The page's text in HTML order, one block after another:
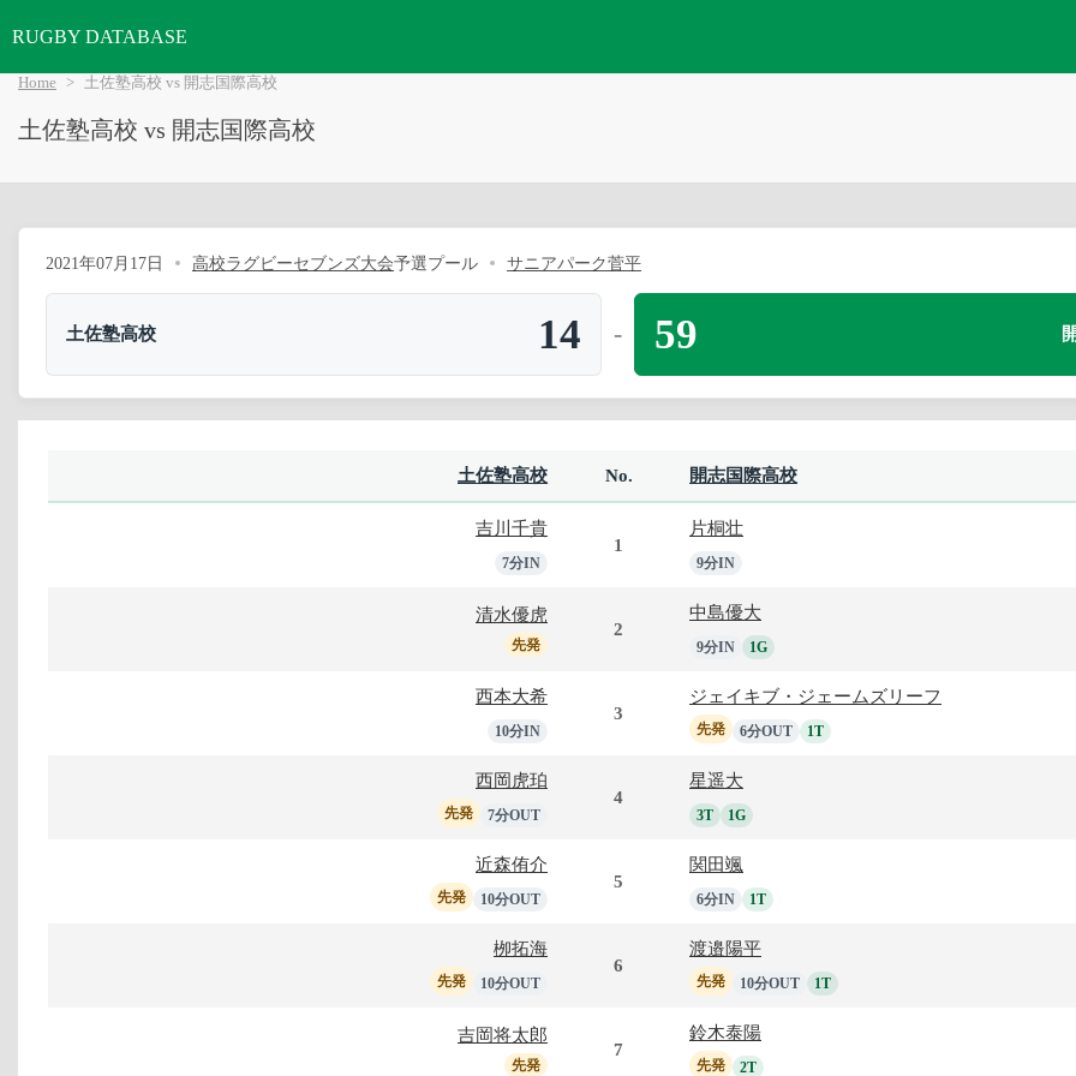
RUGBY DATABASE
Home 土佐塾高校 vs 開志国際高校
土佐塾高校 vs 開志国際高校
2021年07月17日 高校ラグビーセブンズ大会予選プール サニアパーク菅平
土佐塾高校 14 - 59
土佐塾高校 No. 開志国際高校
吉川千貴
7分IN
1
片桐壮
9分IN
清水優虎
先発
2
中島優大
9分IN 1G
西本大希
10分IN
3
ジェイキブ・ジェームズリーフ
先発 6分OUT 1T
西岡虎珀
先発 7分OUT
4
星遥大
3T 1G
近森侑介
先発 10分OUT
5
関田颯
6分IN 1T
栁拓海
先発 10分OUT
6
渡邉陽平
先発 10分OUT 1T
吉岡将太郎
先発
7
鈴木泰陽
先発 2T